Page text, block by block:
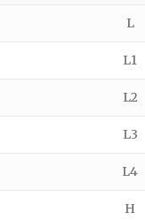
L
L1
L2
L3
L4
H